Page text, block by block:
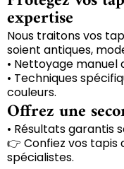
expertise
Nous traitons vos
soient antiques,
• Nettoyage manuel
• Techniques
couleurs.
Offrez une
• Résultats garantis
👉 Confiez vos tapis
spécialistes.